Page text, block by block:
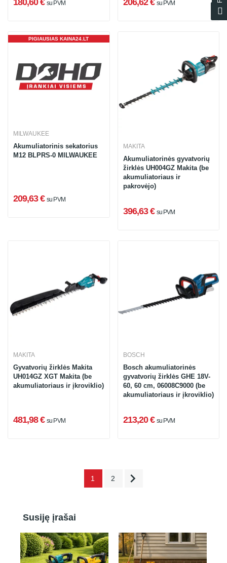
180,60 € su PVM 206,62 € su PVM
PIGIAUSIAS KAINA24.LT
MILWAUKEE
Akumuliatorinis sekatorius
M12 BLPRS-0 MILWAUKEE
209,63 € su PVM
MAKITA
Akumuliatorinės gyvatvorių
žirklės UH004GZ Makita (be
akumuliatoriaus ir
pakrovėjo)
396,63 € su PVM
MAKITA
Gyvatvorių žirklės Makita
UH014GZ XGT Makita (be
akumuliatoriaus ir įkroviklio)
481,98 € su PVM
BOSCH
Bosch akumuliatorinės
gyvatvorių žirklės GHE 18V-
60, 60 cm, 06008C9000 (be
akumuliatoriaus ir įkroviklio)
213,20 € su PVM
1 2 
Susiję įrašai